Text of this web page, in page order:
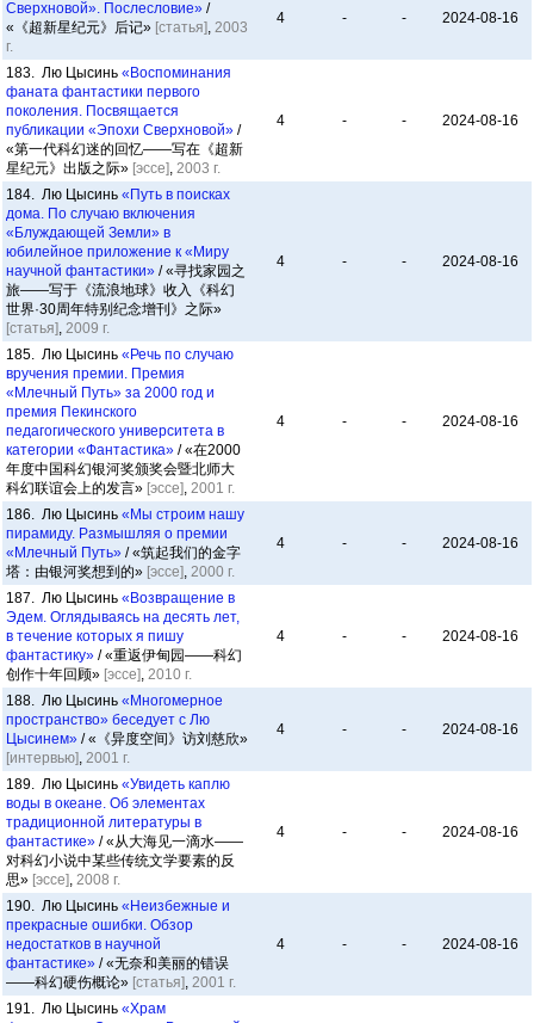
Сверхновой». Послесловие» /
«《超新星纪元》后记» [статья], 2003
г.
4 - - 2024-08-16
183. Лю Цысинь «Воспоминания
фаната фантастики первого
поколения. Посвящается
публикации «Эпохи Сверхновой» /
«第一代科幻迷的回忆——写在《超新
星纪元》出版之际» [эссе], 2003 г.
4 - - 2024-08-16
184. Лю Цысинь «Путь в поисках
дома. По случаю включения
«Блуждающей Земли» в
юбилейное приложение к «Миру
научной фантастики» / «寻找家园之
旅——写于《流浪地球》收入《科幻
世界·30周年特别纪念增刊》之际»
[статья], 2009 г.
4 - - 2024-08-16
185. Лю Цысинь «Речь по случаю
вручения премии. Премия
«Млечный Путь» за 2000 год и
премия Пекинского
педагогического университета в
категории «Фантастика» / «在2000
年度中国科幻银河奖颁奖会暨北师大
科幻联谊会上的发言» [эссе], 2001 г.
4 - - 2024-08-16
186. Лю Цысинь «Мы строим нашу
пирамиду. Размышляя о премии
«Млечный Путь» / «筑起我们的金字
塔：由银河奖想到的» [эссе], 2000 г.
4 - - 2024-08-16
187. Лю Цысинь «Возвращение в
Эдем. Оглядываясь на десять лет,
в течение которых я пишу
фантастику» / «重返伊甸园——科幻
创作十年回顾» [эссе], 2010 г.
4 - - 2024-08-16
188. Лю Цысинь «Многомерное
пространство» беседует с Лю
Цысинем» / «《异度空间》访刘慈欣»
[интервью], 2001 г.
4 - - 2024-08-16
189. Лю Цысинь «Увидеть каплю
воды в океане. Об элементах
традиционной литературы в
фантастике» / «从大海见一滴水——
对科幻小说中某些传统文学要素的反
思» [эссе], 2008 г.
4 - - 2024-08-16
190. Лю Цысинь «Неизбежные и
прекрасные ошибки. Обзор
недостатков в научной
фантастике» / «无奈和美丽的错误
——科幻硬伤概论» [статья], 2001 г.
4 - - 2024-08-16
191. Лю Цысинь «Храм